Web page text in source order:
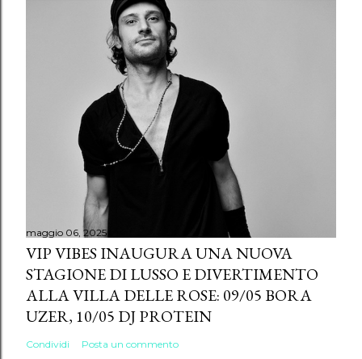
maggio 06, 2025
VIP VIBES INAUGURA UNA NUOVA
STAGIONE DI LUSSO E DIVERTIMENTO
ALLA VILLA DELLE ROSE: 09/05 BORA
UZER, 10/05 DJ PROTEIN
Condividi Posta un commento